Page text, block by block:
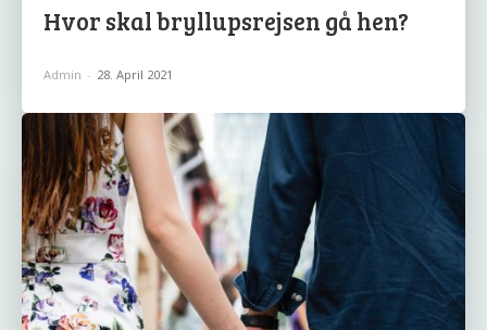
Hvor skal bryllupsrejsen gå hen?
Admin - 28. April 2021